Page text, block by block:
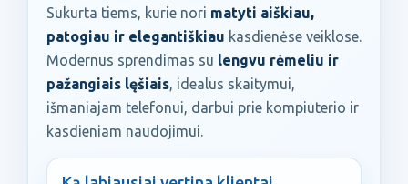
Sukurta tiems, kurie nori matyti aiškiau,
patogiau ir elegantiškiau kasdienėse veiklose.
Modernus sprendimas su lengvu rėmeliu ir
pažangiais lęšiais, idealus skaitymui,
išmaniajam telefonui, darbui prie kompiuterio ir
kasdieniam naudojimui.